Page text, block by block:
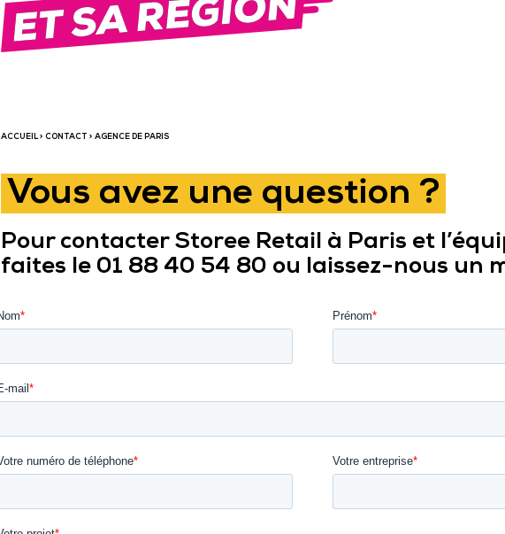
ACCUEIL> CONTACT > AGENCE DE PARIS
Vous avez une question ?
Pour contacter Storee Retail à Paris et
faites le 01 88 40 54 80 ou laissez-nous un